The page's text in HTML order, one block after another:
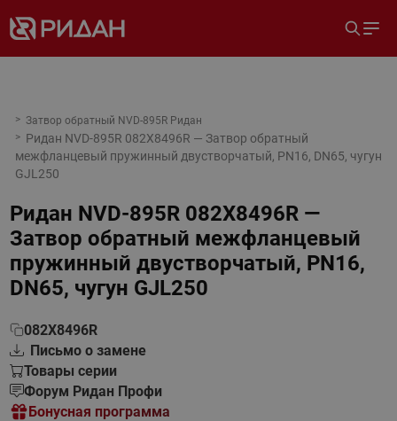
Затвор обратный NVD-895R Ридан
Ридан NVD-895R 082X8496R — Затвор обратный
межфланцевый пружинный двустворчатый, PN16, DN65, чугун
GJL250
Ридан NVD-895R 082X8496R —
Затвор обратный межфланцевый
пружинный двустворчатый, PN16,
DN65, чугун GJL250
082X8496R
Письмо о замене
Товары серии
Форум Ридан Профи
Бонусная программа